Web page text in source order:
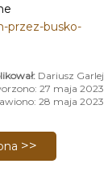
przez-busko-
Dariusz Garlej
27 maja 2023
28 maja 2023
z
strona: